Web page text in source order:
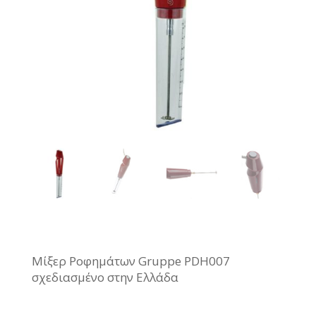
Μίξερ Ροφημάτων Gruppe PDH007
σχεδιασμένο στην Ελλάδα